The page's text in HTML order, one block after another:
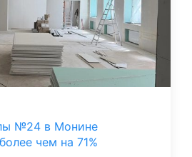
№24 в Монине
чем на 71%